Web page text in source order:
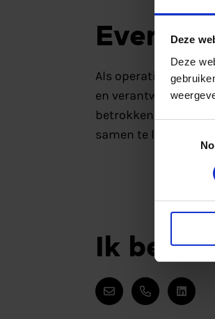
Deze
Deze
Even
Als operationeel
en verantwoording.
betrokken bij
samen te laten
Ik ben